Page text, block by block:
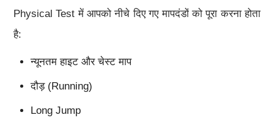
Physical Test में आपको नीचे दिए गए मापदंडों को पूरा करना होता
है:
न्यूनतम हाइट और चेस्ट माप
दौड़ (Running)
Long Jump